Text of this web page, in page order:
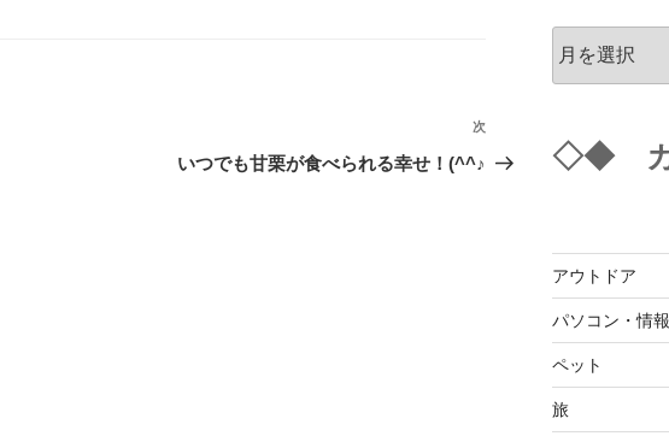
次
の
次
いつでも甘栗が食べられる幸せ！(^^♪
ー
ブ
◇◆ カ
アウトドア
パソコン・情
ペット
旅